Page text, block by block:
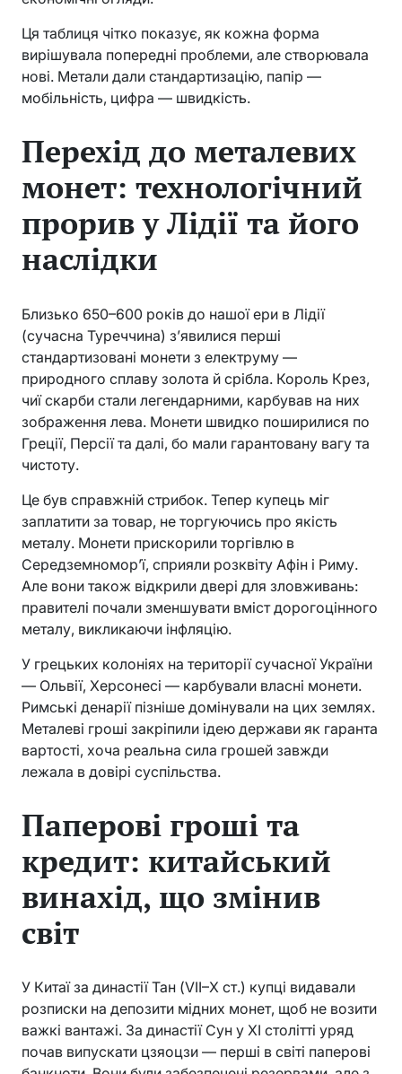
Ця таблиця чітко показує, як кожна форма
вирішувала попередні проблеми, але створювала
нові. Метали дали стандартизацію, папір —
мобільність, цифра — швидкість.
Перехід до металевих
монет: технологічний
прорив у Лідії та його
наслідки
Близько 650–600 років до нашої ери в Лідії
(сучасна Туреччина) з’явилися перші
стандартизовані монети з електруму —
природного сплаву золота й срібла. Король Крез,
чиї скарби стали легендарними, карбував на них
зображення лева. Монети швидко поширилися по
Греції, Персії та далі, бо мали гарантовану вагу та
чистоту.
Це був справжній стрибок. Тепер купець міг
заплатити за товар, не торгуючись про якість
металу. Монети прискорили торгівлю в
Середземномор’ї, сприяли розквіту Афін і Риму.
Але вони також відкрили двері для зловживань:
правителі почали зменшувати вміст дорогоцінного
металу, викликаючи інфляцію.
У грецьких колоніях на території сучасної України
— Ольвії, Херсонесі — карбували власні монети.
Римські денарії пізніше домінували на цих землях.
Металеві гроші закріпили ідею держави як гаранта
вартості, хоча реальна сила грошей завжди
лежала в довірі суспільства.
Паперові гроші та
кредит: китайський
винахід, що змінив
світ
У Китаї за династії Тан (VII–X ст.) купці видавали
розписки на депозити мідних монет, щоб не возити
важкі вантажі. За династії Сун у XI столітті уряд
почав випускати цзяоцзи — перші в світі паперові